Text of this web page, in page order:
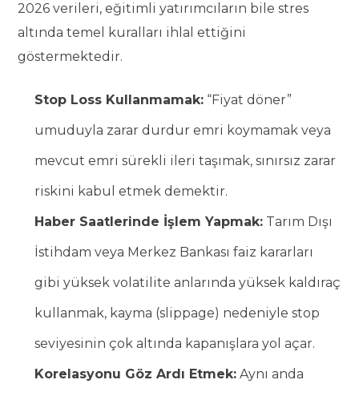
2026 verileri, eğitimli yatırımcıların bile stres
altında temel kuralları ihlal ettiğini
göstermektedir.
Stop Loss Kullanmamak: “Fiyat döner”
umuduyla zarar durdur emri koymamak veya
mevcut emri sürekli ileri taşımak, sınırsız zarar
riskini kabul etmek demektir.
Haber Saatlerinde İşlem Yapmak: Tarım Dışı
İstihdam veya Merkez Bankası faiz kararları
gibi yüksek volatilite anlarında yüksek kaldıraç
kullanmak, kayma (slippage) nedeniyle stop
seviyesinin çok altında kapanışlara yol açar.
Korelasyonu Göz Ardı Etmek: Aynı anda